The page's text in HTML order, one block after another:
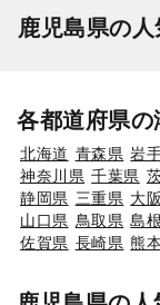
鹿児島県の
各都道府県
北海道 青森県 岩
神奈川県 千葉県
静岡県 三重県 大
山口県 鳥取県 島
佐賀県 長崎県 熊